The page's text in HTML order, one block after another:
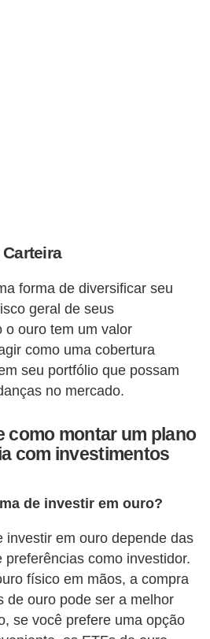
forma de diversificar seu
geral de seus
o ouro tem um valor
como uma cobertura
seu portfólio que possam
no mercado.
como montar um plano
com investimentos
de investir em ouro?
investir em ouro depende das
como investidor.
físico em mãos, a compra
de ouro pode ser a melhor
se você prefere uma opção